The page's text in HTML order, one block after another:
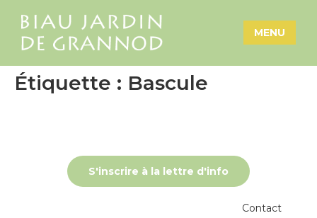
MENU
Étiquette : Bascule
S'inscrire à la lettre d'info
Contact